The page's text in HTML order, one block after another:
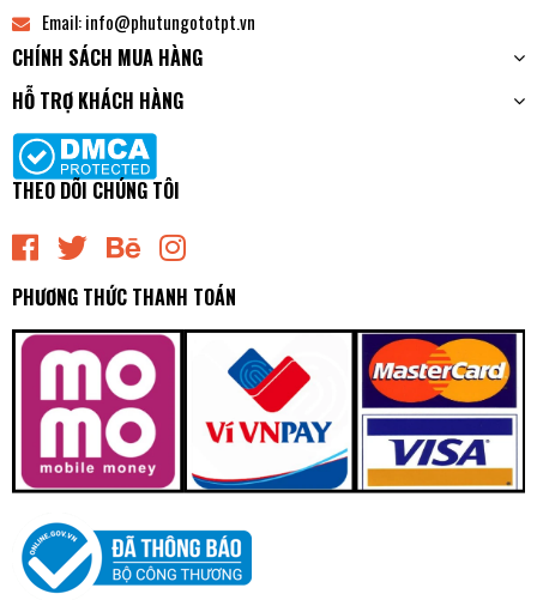
Email:info@phutungototpt.vn
CHÍNH SÁCH MUA HÀNG
HỖ TRỢ KHÁCH HÀNG
THEO DÕI CHÚNG TÔI
PHƯƠNG THỨC THANH TOÁN